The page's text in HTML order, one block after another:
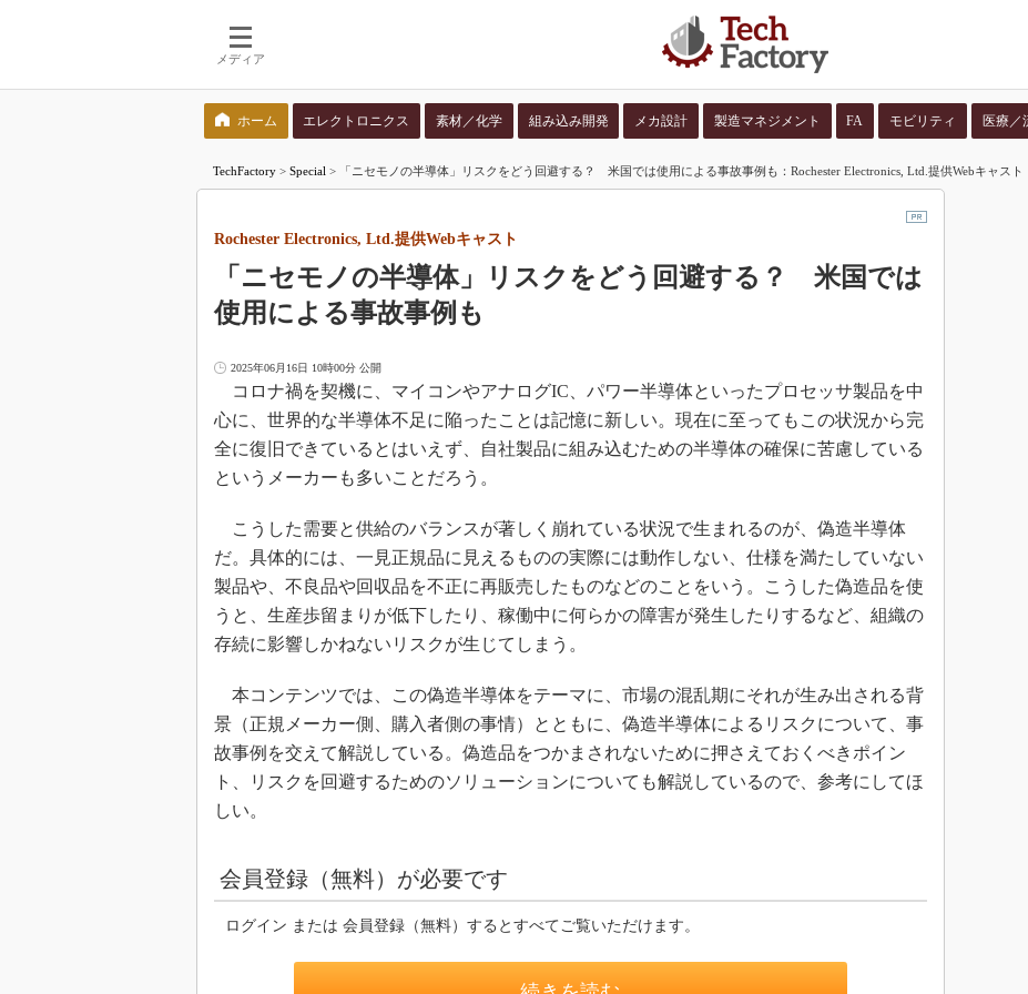
メディア
検索語を入力してください コンテンツ：
並び順：
ホーム エレクトロニクス 素材／化学 組み込み開発 メカ設計 製造マネジメント FA モビリティ 医療／
TechFactory > Special > 「ニセモノの半導体」リスクをどう回避する？ 米国では使用による事故事例も：Rochester Electronics, Ltd.提供Webキャスト
「ニセモノの半導体」リスクをどう回避する？ 米国では
使用による事故事例も
Rochester Electronics, Ltd.提供Webキャスト
2025年06月16日 10時00分 公開
コロナ禍を契機に、マイコンやアナログIC、パワー半導体といったプロセッサ製品を中
心に、世界的な半導体不足に陥ったことは記憶に新しい。現在に至ってもこの状況から完
全に復旧できているとはいえず、自社製品に組み込むための半導体の確保に苦慮している
というメーカーも多いことだろう。
こうした需要と供給のバランスが著しく崩れている状況で生まれるのが、偽造半導体
だ。具体的には、一見正規品に見えるものの実際には動作しない、仕様を満たしていない
製品や、不良品や回収品を不正に再販売したものなどのことをいう。こうした偽造品を使
うと、生産歩留まりが低下したり、稼働中に何らかの障害が発生したりするなど、組織の
存続に影響しかねないリスクが生じてしまう。
本コンテンツでは、この偽造半導体をテーマに、市場の混乱期にそれが生み出される背
景（正規メーカー側、購入者側の事情）とともに、偽造半導体によるリスクについて、事
故事例を交えて解説している。偽造品をつかまされないために押さえておくべきポイン
ト、リスクを回避するためのソリューションについても解説しているので、参考にしてほ
しい。
会員登録（無料）が必要です
ログイン または 会員登録（無料）するとすべてご覧いただけます。